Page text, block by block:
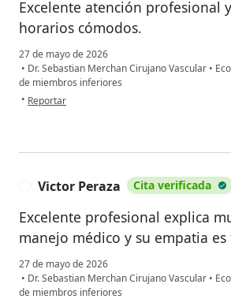
Excelente atención profesional
horarios cómodos.
27 de mayo de 2026
• Dr. Sebastian Merchan Cirujano Vascular •
de miembros inferiores
• en opinión del usuario Oscar Patiño
Reportar
Victor Peraza Cita verificada
Excelente profesional explica
manejo médico y su empatia es
27 de mayo de 2026
• Dr. Sebastian Merchan Cirujano Vascular •
de miembros inferiores